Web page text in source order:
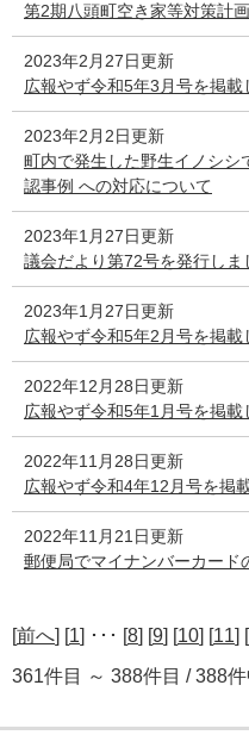
第2期八頭町空き家等対策計
2023年2月27日更新
広報やず令和5年3月号を掲載
2023年2月2日更新
町内で発生した野生イノシシ
認事例 への対応について
2023年1月27日更新
議会だより第72号を発行しま
2023年1月27日更新
広報やず令和5年2月号を掲載
2022年12月28日更新
広報やず令和5年1月号を掲載
2022年11月28日更新
広報やず令和4年12月号を掲
2022年11月21日更新
郵便局でマイナンバーカード
[前へ] [1] ･･･ [8] [9] [10] [11] [
361件目 ～ 388件目 / 388件